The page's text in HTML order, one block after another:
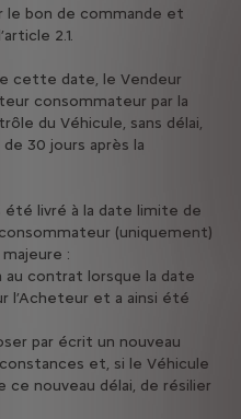
le bon de commande et
2.1.
cette date, le Vendeur
consommateur par la
du Véhicule, sans délai,
30 jours après la
été livré à la date limite de
(uniquement)
:
contrat lorsque la date
l’Acheteur et a ainsi été
par écrit un nouveau
et, si le Véhicule
ce nouveau délai, de résilier